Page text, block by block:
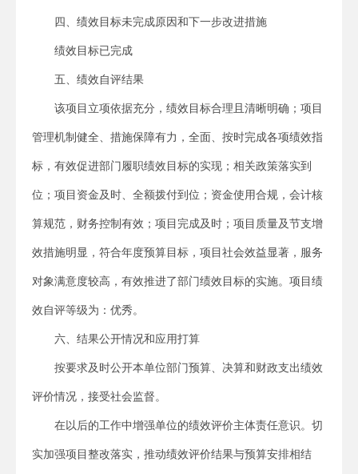
四、绩效目标未完成原因和下一步改进措施
绩效目标已完成
五、绩效自评结果
该项目立项依据充分，绩效目标合理且清晰明确；项目
管理机制健全、措施保障有力，全面、按时完成各项绩效指
标，有效促进部门履职绩效目标的实现；相关政策落实到
位；项目资金及时、全额拨付到位；资金使用合规，会计核
算规范，财务控制有效；项目完成及时；项目质量及节支增
效措施明显，符合年度预算目标，项目社会效益显著，服务
对象满意度较高，有效推进了部门绩效目标的实施。项目绩
效自评等级为：优秀。
六、结果公开情况和应用打算
按要求及时公开本单位部门预算、决算和财政支出绩效
评价情况，接受社会监督。
在以后的工作中增强单位的绩效评价主体责任意识。切
实加强项目整改落实，推动绩效评价结果与预算安排相结